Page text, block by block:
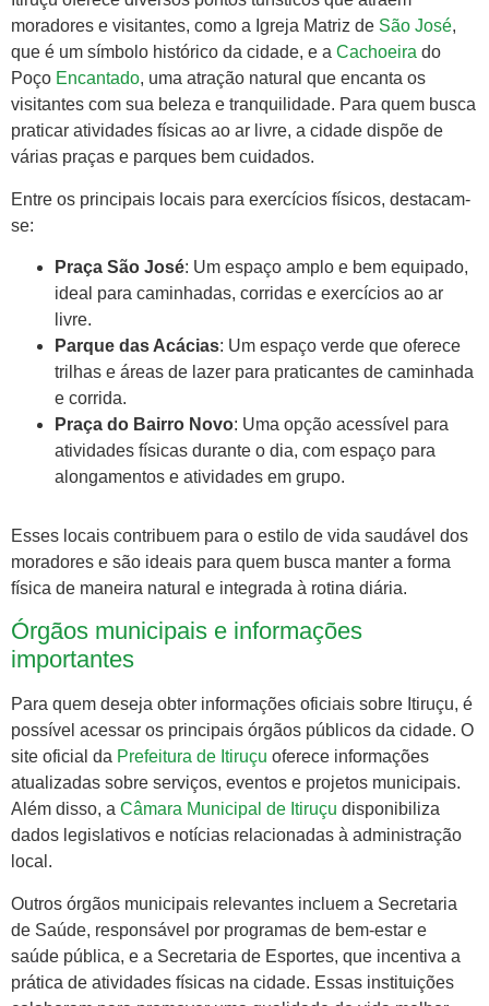
moradores e visitantes, como a Igreja Matriz de São José,
que é um símbolo histórico da cidade, e a Cachoeira do
Poço Encantado, uma atração natural que encanta os
visitantes com sua beleza e tranquilidade. Para quem busca
praticar atividades físicas ao ar livre, a cidade dispõe de
várias praças e parques bem cuidados.
Entre os principais locais para exercícios físicos, destacam-
se:
Praça São José: Um espaço amplo e bem equipado,
ideal para caminhadas, corridas e exercícios ao ar
livre.
Parque das Acácias: Um espaço verde que oferece
trilhas e áreas de lazer para praticantes de caminhada
e corrida.
Praça do Bairro Novo: Uma opção acessível para
atividades físicas durante o dia, com espaço para
alongamentos e atividades em grupo.
Esses locais contribuem para o estilo de vida saudável dos
moradores e são ideais para quem busca manter a forma
física de maneira natural e integrada à rotina diária.
Órgãos municipais e informações
importantes
Para quem deseja obter informações oficiais sobre Itiruçu, é
possível acessar os principais órgãos públicos da cidade. O
site oficial da Prefeitura de Itiruçu oferece informações
atualizadas sobre serviços, eventos e projetos municipais.
Além disso, a Câmara Municipal de Itiruçu disponibiliza
dados legislativos e notícias relacionadas à administração
local.
Outros órgãos municipais relevantes incluem a Secretaria
de Saúde, responsável por programas de bem-estar e
saúde pública, e a Secretaria de Esportes, que incentiva a
prática de atividades físicas na cidade. Essas instituições